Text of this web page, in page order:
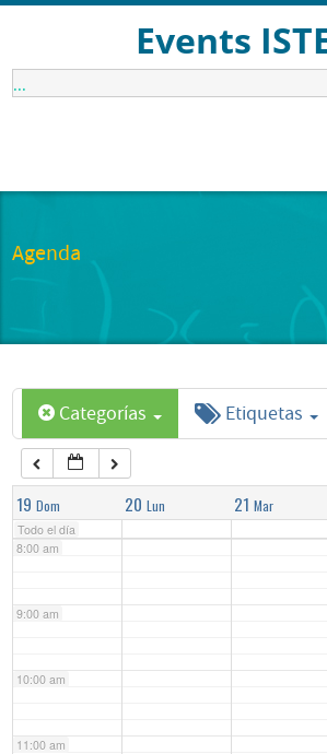
Events
...
Agenda
Categorías Etiquetas
19 Dom 20 Lun 21 Mar
Todo el día
1:00 am
6:00 am
7:00 am
8:00 am
9:00 am
10:00 am
11:00 am